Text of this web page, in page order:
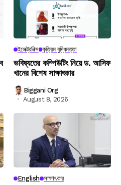
ইলেক্ট্রনিক্স কৃত্রিম বুদ্ধিমত্তা
ভবিষ্যতের কম্পিউটিং নিয়ে ড. আসিফ
খানের বিশেষ সাক্ষাৎকার
Biggani Org
August 8, 2026
English সাক্ষাৎকার